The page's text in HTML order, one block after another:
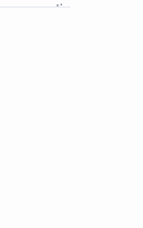
perdiz
de
PRC-
y